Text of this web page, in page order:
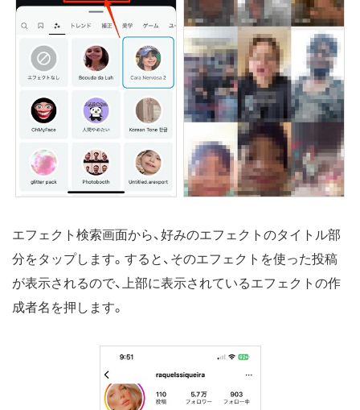
エフェクト検索画面から、好みのエフェクトのタイトル部
分をタップします。すると、そのエフェクトを使った投稿
が表示されるので、上部に表示されているエフェクトの作
成者名を押します。